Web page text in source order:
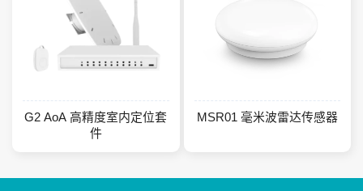
G2 AoA 高精度室内定位套
件
MSR01 毫米波雷达传感器